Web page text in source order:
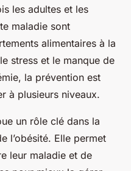
les adultes et les
maladie sont
alimentaires à la
stress et le manque de
la prévention est
à plusieurs niveaux.
un rôle clé dans la
l’obésité. Elle permet
leur maladie et de